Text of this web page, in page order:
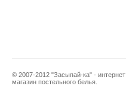
© 2007-2012 "Засыпай-ка" - интернет
магазин постельного белья.